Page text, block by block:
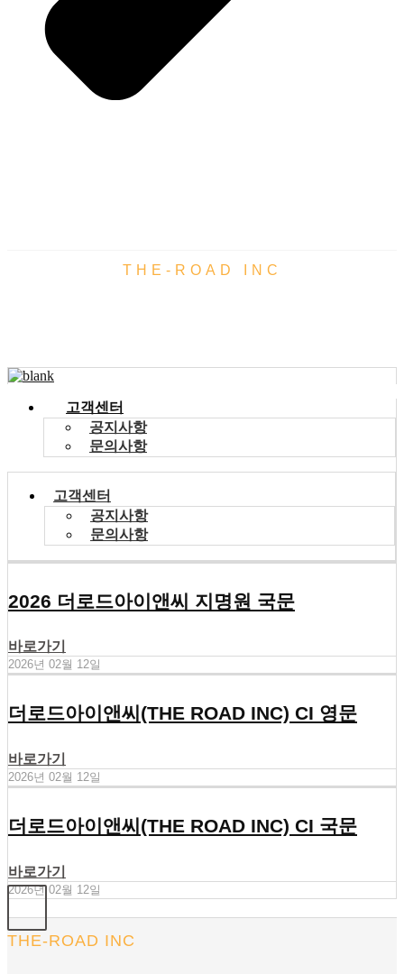
THE-ROAD INC
고객센터
공지사항
문의사항
고객센터
공지사항
문의사항
2026 더로드아이앤씨 지명원 국문
바로가기
2026년 02월 12일
더로드아이앤씨(THE ROAD INC) CI 영문
바로가기
2026년 02월 12일
더로드아이앤씨(THE ROAD INC) CI 국문
바로가기
2026년 02월 12일
THE-ROAD INC